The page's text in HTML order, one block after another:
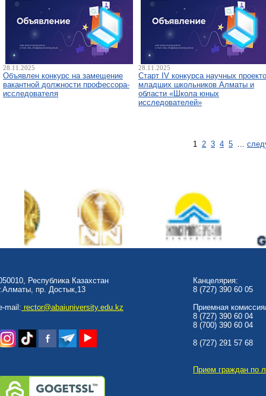
28.11.2025
Объявлен конкурс на замещение
вакантной должности профессора-
исследователя
28.11.2025
Старт IV конкурса научных
младших школьников Алматы и
области «Школа юных
исследователей»
1 2 3 4 5 ...
Республика Казахстан
пр. Достык,13
mail: rector@abaiuniversity.edu.kz
Канцелярия:
8 (727) 390 60 05
Приемная
8 (727) 390 60 04
8 (700) 390 60 04
8 (727) 291 57 68
Прием граждан по